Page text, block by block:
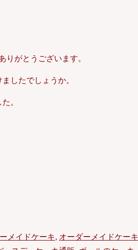
りがとうございます。
したでしょうか。
。
メイドケーキ, オーダーメイドケーキ